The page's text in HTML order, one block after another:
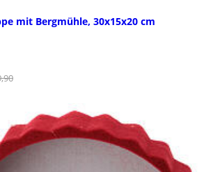
mit Bergmühle, 30x15x20 cm